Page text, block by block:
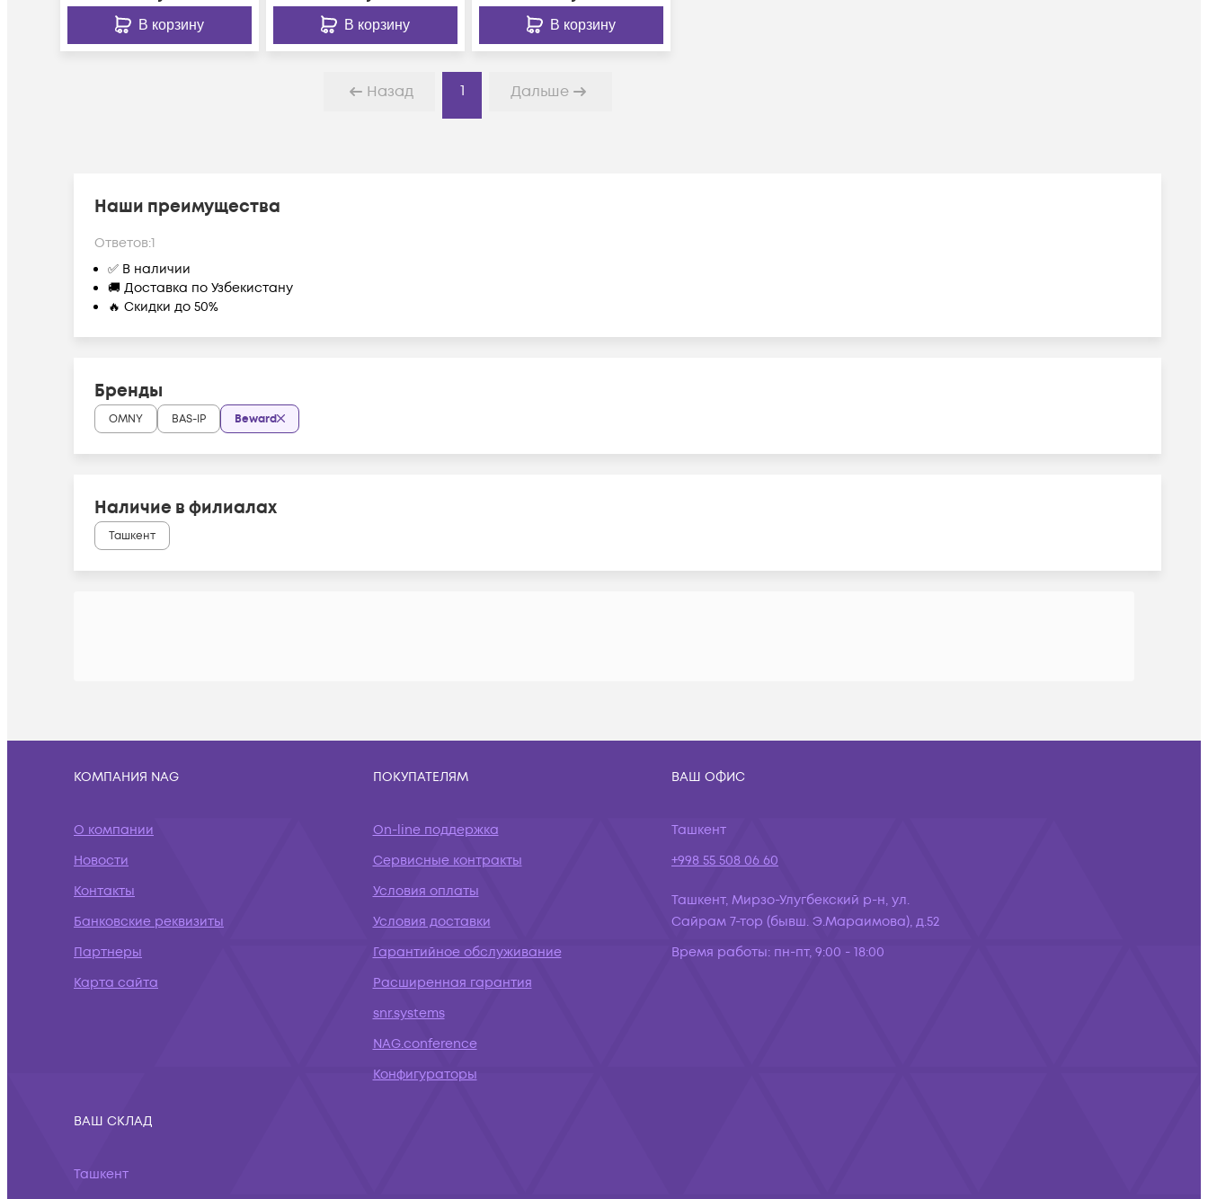
В корзину В корзину В корзину
Назад 1 Дальше
Наши преимущества
Ответов:1
✅ В наличии
🚚 Доставка по Узбекистану
🔥 Скидки до 50%
Бренды
OMNY BAS-IP Beward
Наличие в филиалах
Ташкент
КОМПАНИЯ NAG
О компании
Новости
Контакты
Банковские реквизиты
Партнеры
Карта сайта
ПОКУПАТЕЛЯМ
On-line поддержка
Сервисные контракты
Условия оплаты
Условия доставки
Гарантийное обслуживание
Расширенная гарантия
snr.systems
NAG.conference
Конфигураторы
ВАШ ОФИС
Ташкент
+998 55 508 06 60
Ташкент, Мирзо-Улугбекский р-н, ул.
Сайрам 7-тор (бывш. Э.Мараимова), д.52
Время работы: пн-пт, 9:00 - 18:00
ВАШ СКЛАД
Ташкент